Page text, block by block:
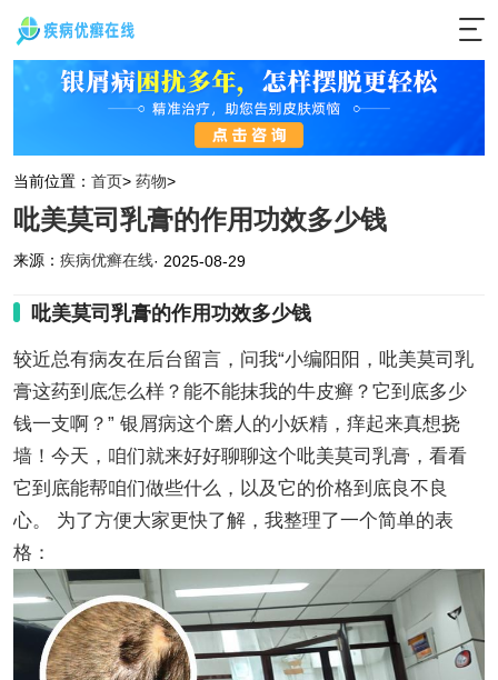
当前位置： 首页> 药物>
吡美莫司乳膏的作用功效多少钱
来源： 疾病优癣在线· 2025-08-29
吡美莫司乳膏的作用功效多少钱
较近总有病友在后台留言，问我“小编阳阳，吡美莫司乳
膏这药到底怎么样？能不能抹我的牛皮癣？它到底多少
钱一支啊？” 银屑病这个磨人的小妖精，痒起来真想挠
墙！今天，咱们就来好好聊聊这个吡美莫司乳膏，看看
它到底能帮咱们做些什么，以及它的价格到底良不良
心。 为了方便大家更快了解，我整理了一个简单的表
格：